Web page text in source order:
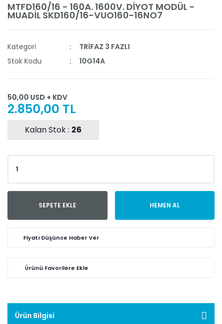
MTFD160/16 - 160A. 1600V. DİYOT MODÜL -
MUADİL SKD160/16-VUO160-16NO7
Kategori
TRİFAZ 3 FAZLI
Stok Kodu
10G14A
50,00 USD + KDV
2.850,00 TL
Kalan Stok : 26
SEPETE EKLE HEMEN AL
Fiyatı Düşünce Haber Ver
Ürün Bilgisi